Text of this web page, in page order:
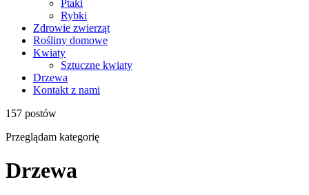
Ptaki
Rybki
Zdrowie zwierząt
Rośliny domowe
Kwiaty
Sztuczne kwiaty
Drzewa
Kontakt z nami
157 postów
Przeglądam kategorię
Drzewa